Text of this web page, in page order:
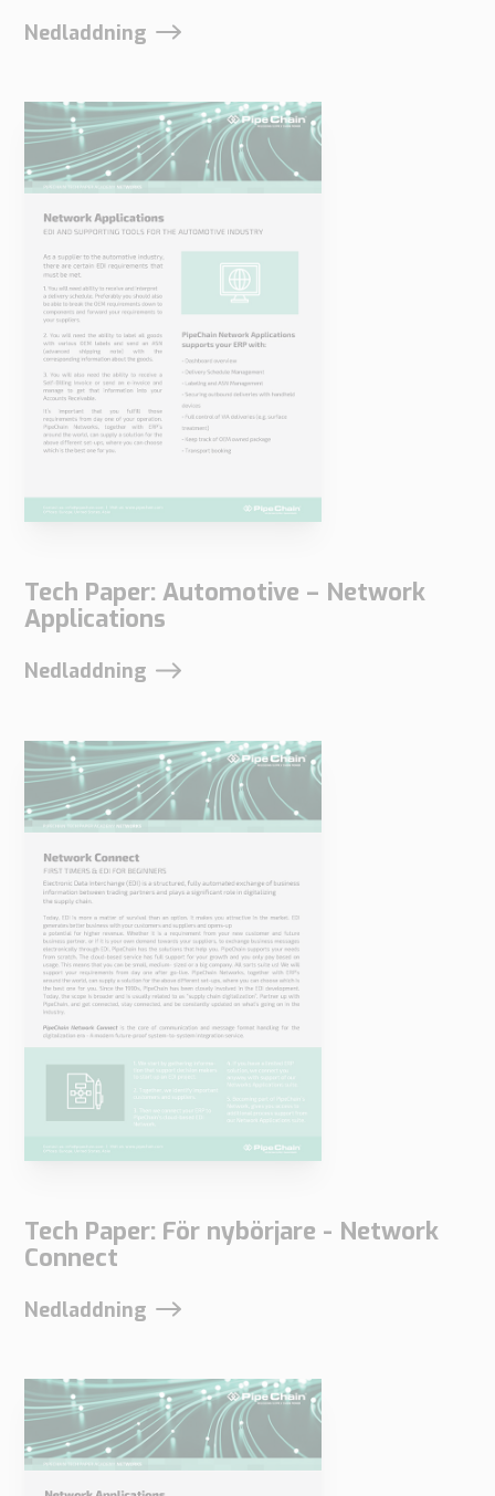
Nedladdning
Tech Paper: Automotive – Network
Applications
Nedladdning
Tech Paper: För nybörjare - Network
Connect
Nedladdning
baserat på
hur
webbplatsen
används.
För att vår
webbplats
Om du nekar
kommer viss
Marketing
dela dina
intressen
och
beteende
när du
besöker vår
webbplats
ökar du
se
anpassat